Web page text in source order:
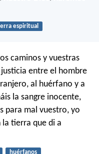
espiritual
caminos y vuestras
entre el hombre
al huérfano y a
la sangre inocente,
para mal vuestro, yo
la tierra que di a
huérfanos